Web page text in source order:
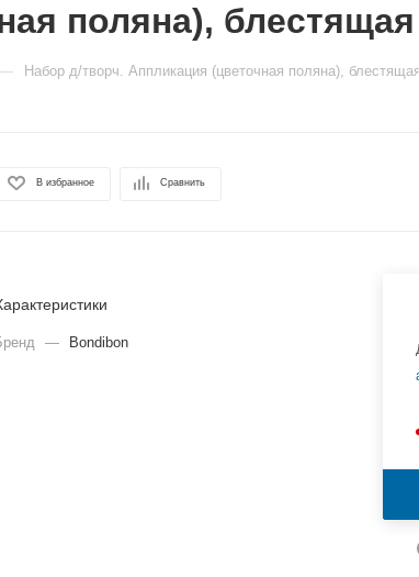
поляна), блестящая
Набор д/творч. Аппликация (цветочная поляна), блестящая
В избранное Сравнить
— Bondibon